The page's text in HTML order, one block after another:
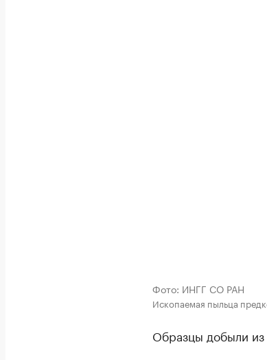
Фото: ИНГГ СО РАН
Ископаемая пыльца
Образцы добыли из